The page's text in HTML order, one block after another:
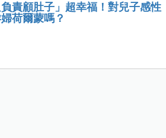
責顧肚子」超幸福！對兒子感性
荷爾蒙嗎？